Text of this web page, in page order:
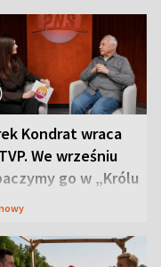
Kondrat wraca
We wrześniu
go w „Królu
I”